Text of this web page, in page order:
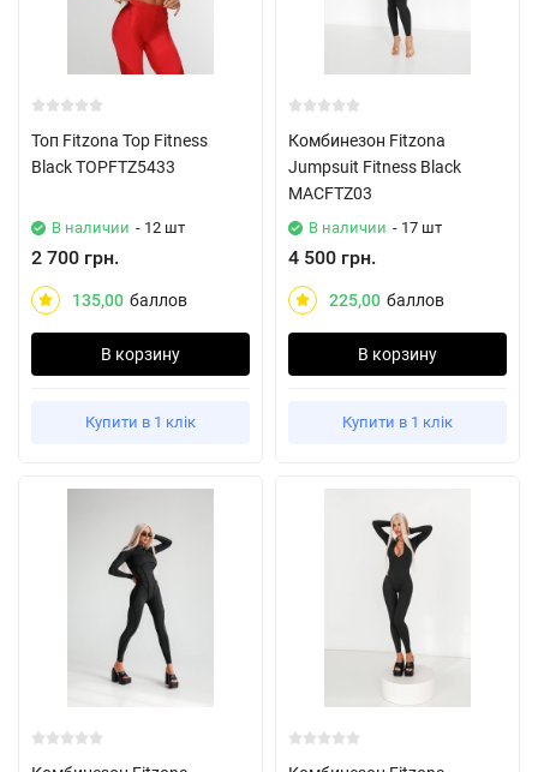
Топ Fitzona Top Fitness
Black TOPFTZ5433
В наличии - 12 шт
2 700 грн.
135,00 баллов
В корзину
Купити в 1 клік
Комбинезон Fitzona
Jumpsuit Fitness Black
MACFTZ03
В наличии - 17 шт
4 500 грн.
225,00 баллов
В корзину
Купити в 1 клік